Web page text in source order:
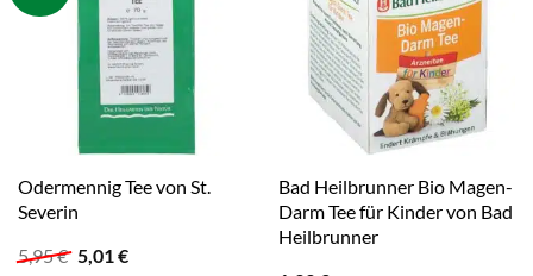
Odermennig Tee von St.
Severin
5,95€ Ursprünglicher
5,01€Aktueller
Bad Heilbrunner Bio Magen-
Darm Tee für Kinder von Bad
Heilbrunner